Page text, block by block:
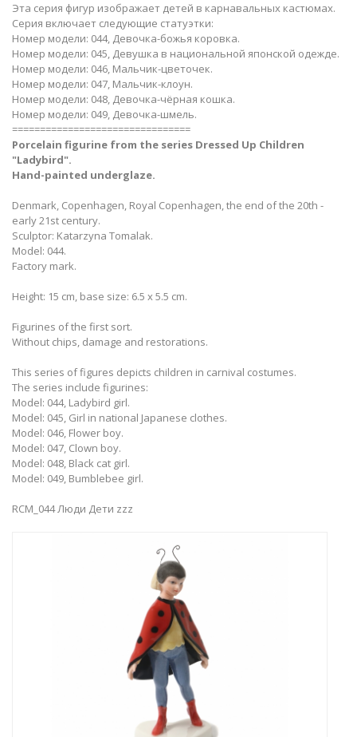
Эта серия фигур изображает детей в карнавальных кастюмах.
Серия включает следующие статуэтки:
Номер модели: 044, Девочка-божья коровка.
Номер модели: 045, Девушка в национальной японской одежде.
Номер модели: 046, Мальчик-цветочек.
Номер модели: 047, Мальчик-клоун.
Номер модели: 048, Девочка-чёрная кошка.
Номер модели: 049, Девочка-шмель.
================================
Porcelain figurine from the series Dressed Up Children
"Ladybird".
Hand-painted underglaze.
Denmark, Copenhagen, Royal Copenhagen, the end of the 20th -
early 21st century.
Sculptor: Katarzyna Tomalak.
Model: 044.
Factory mark.
Height: 15 cm, base size: 6.5 x 5.5 cm.
Figurines of the first sort.
Without chips, damage and restorations.
This series of figures depicts children in carnival costumes.
The series include figurines:
Model: 044, Ladybird girl.
Model: 045, Girl in national Japanese clothes.
Model: 046, Flower boy.
Model: 047, Clown boy.
Model: 048, Black cat girl.
Model: 049, Bumblebee girl.
RCM_044 Люди Дети zzz